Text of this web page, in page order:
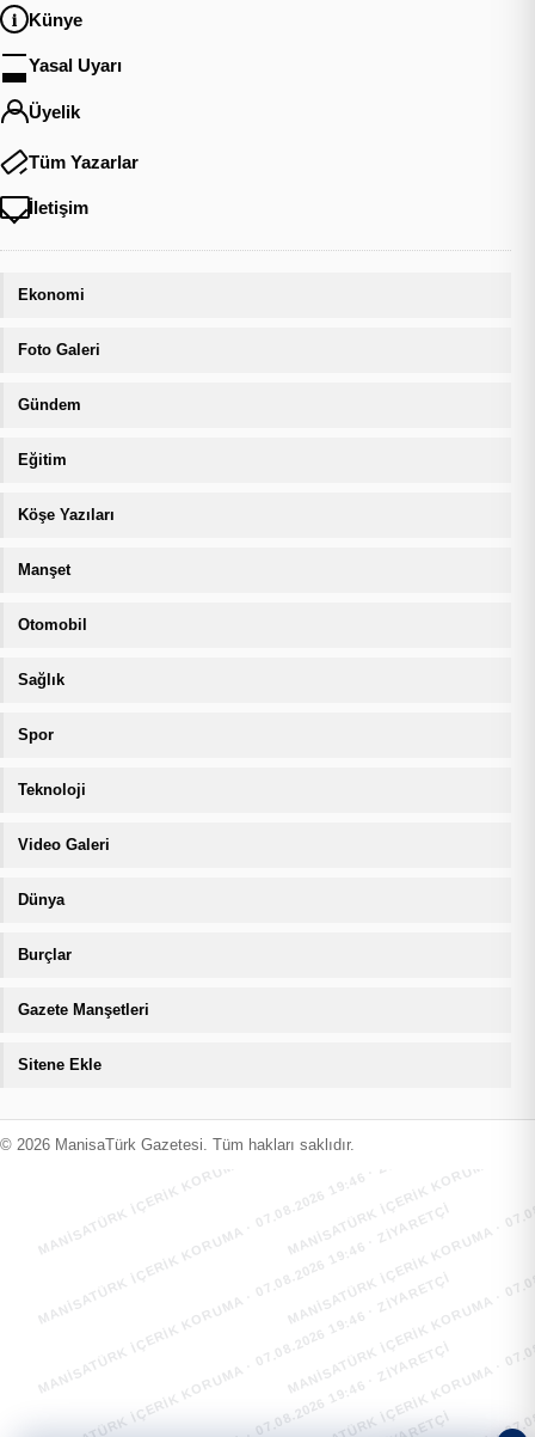
Künye
Yasal Uyarı
Üyelik
Tüm Yazarlar
İletişim
Ekonomi
Foto Galeri
Gündem
Eğitim
Köşe Yazıları
Manşet
Otomobil
Sağlık
Spor
Teknoloji
Video Galeri
Dünya
Burçlar
Gazete Manşetleri
Sitene Ekle
© 2026 ManisaTürk Gazetesi. Tüm hakları saklıdır.
MANİSATÜRK İÇERİK KORUMA · 07.08.2026 19:46 · ZIYARETÇI
MANİSATÜRK İÇERİK KORUMA
MANİSATÜRK İÇERİK KORUMA · 07.08.2026 19:46 · ZIYARETÇI
MANİSATÜRK İÇERİK KORUMA
MANİSATÜRK İÇERİK KORUMA · 07.08.2026 19:46 · ZIYARETÇI
MANİSATÜRK İÇERİK KORUMA
MANİSATÜRK İÇERİK KORUMA · 07.08.2026 19:46 · ZIYARETÇI
MANİSATÜRK İÇERİK KORUMA